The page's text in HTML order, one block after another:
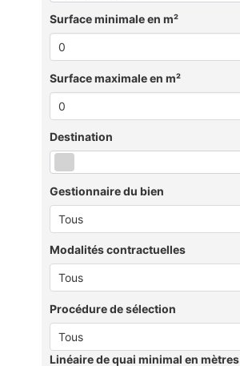
Surface minimale en m²
Surface maximale en m²
Destination
Gestionnaire du bien
Modalités contractuelles
Procédure de sélection
Linéaire de quai minimal en mètres